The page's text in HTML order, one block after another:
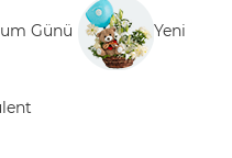
Günü Yeni